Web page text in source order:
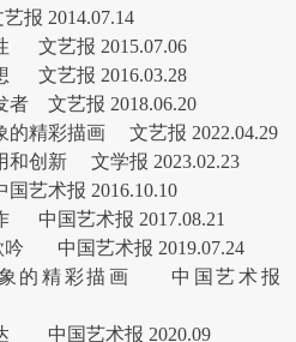
报 2014.07.14
文艺报 2015.07.06
文艺报 2016.03.28
者 文艺报 2018.06.20
的精彩描画 文艺报 2022.04.29
和创新 文学报 2023.02.23
艺术报 2016.10.10
中国艺术报 2017.08.21
吟 中国艺术报 2019.07.24
象的精彩描画 中国艺术报
中国艺术报 2020.09